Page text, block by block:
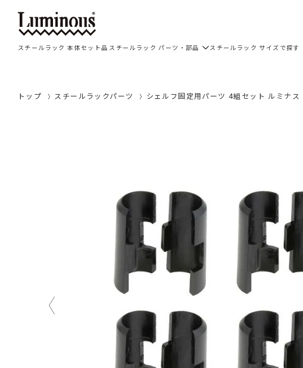
スチールラック 本体セット品 スチールラック パーツ・部品 スチールラック サイズで探す
トップ スチールラックパーツ シェルフ固定用パーツ 4組セット ルミナ